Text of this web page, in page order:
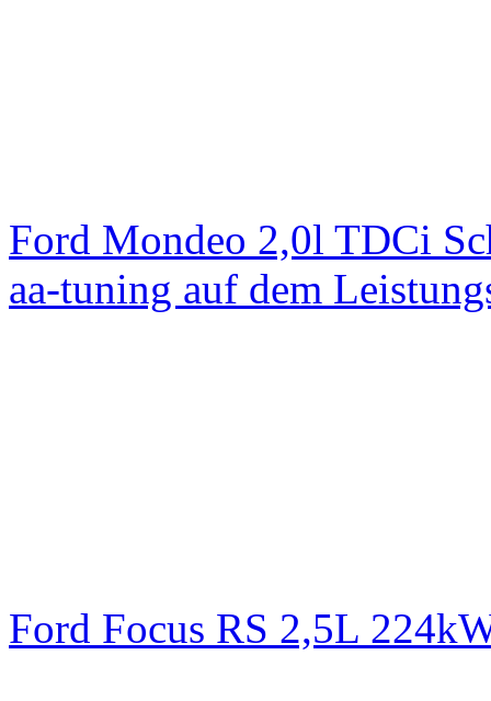
Ford Mondeo 2,0l TDCi
aa-tuning auf dem
Ford Focus RS 2,5L